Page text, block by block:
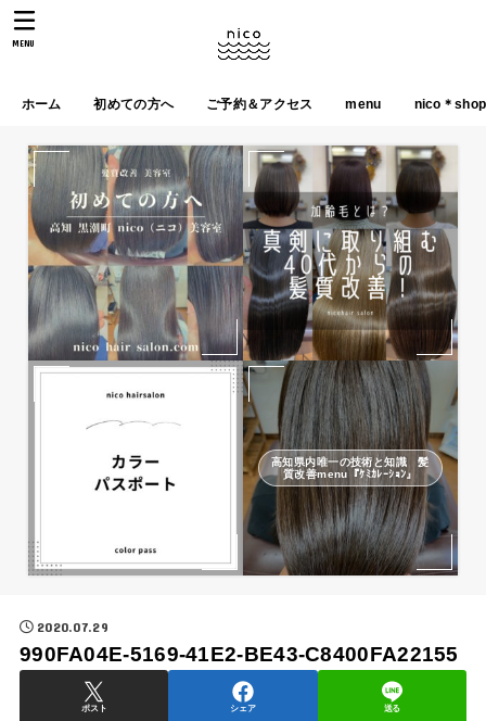
ホーム 初めての方へ ご予約＆アクセス menu nico＊shop
MENU
高知県内唯一の技術と知識 髪
質改善menu『ｹﾐｶﾚｰｼｮﾝ』
2020.07.29
990FA04E-5169-41E2-BE43-C8400FA22155
ポスト シェア 送る